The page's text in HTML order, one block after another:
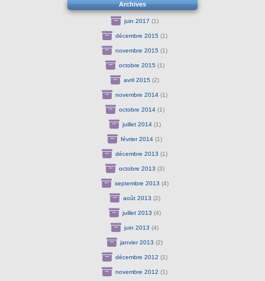
Archives
juin 2017 (1)
décembre 2015 (1)
novembre 2015 (1)
octobre 2015 (1)
avril 2015 (2)
novembre 2014 (1)
octobre 2014(1)
juillet 2014(1)
février 2014 (1)
décembre 2013 (1)
octobre 2013 (3)
septembre 2013 (4)
août 2013 (2)
juillet 2013 (4)
juin 2013 (4)
janvier 2013 (2)
décembre 2012 (1)
novembre 2012 (1)